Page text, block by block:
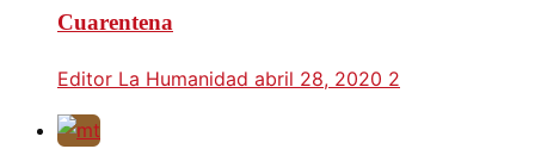
Cuarentena
Editor La Humanidad abril 28, 2020 2